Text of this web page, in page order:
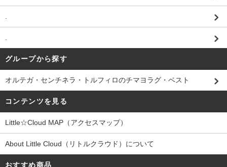
.
.
グループから探す
オルテガ・センチネラ・トルフィロのチマヨラグ・ベスト
コンテンツを見る
Little☆Cloud MAP（アクセスマップ）
About Little Cloud（リトルクラウド）について
おすすめ商品